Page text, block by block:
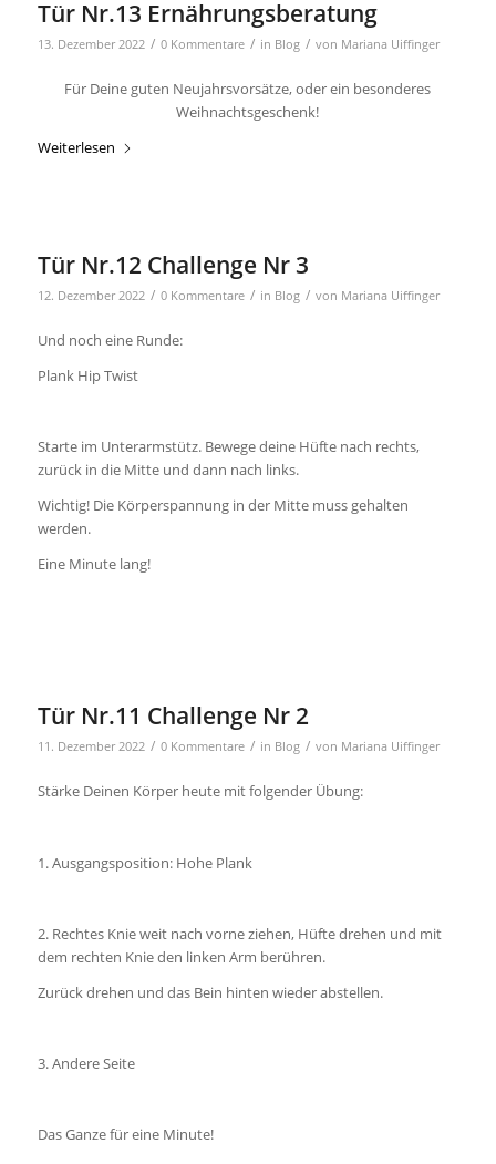
Tür Nr.13 Ernährungsberatung
13. Dezember 2022 / 0 Kommentare / in Blog / von Mariana Uiffinger
Für Deine guten Neujahrsvorsätze, oder ein besonderes
Weihnachtsgeschenk!
Weiterlesen
Tür Nr.12 Challenge Nr 3
12. Dezember 2022 / 0 Kommentare / in Blog / von Mariana Uiffinger
Und noch eine Runde:
Plank Hip Twist
Starte im Unterarmstütz. Bewege deine Hüfte nach rechts,
zurück in die Mitte und dann nach links.
Wichtig! Die Körperspannung in der Mitte muss gehalten
werden.
Eine Minute lang!
Tür Nr.11 Challenge Nr 2
11. Dezember 2022 / 0 Kommentare / in Blog / von Mariana Uiffinger
Stärke Deinen Körper heute mit folgender Übung:
1. Ausgangsposition: Hohe Plank
2. Rechtes Knie weit nach vorne ziehen, Hüfte drehen und mit
dem rechten Knie den linken Arm berühren.
Zurück drehen und das Bein hinten wieder abstellen.
3. Andere Seite
Das Ganze für eine Minute!